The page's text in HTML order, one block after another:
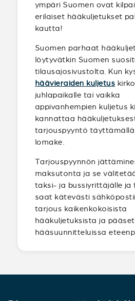
ympäri Suomen ovat
erilaiset hääkuljetukset
kautta!
Suomen parhaat
löytyvätkin Suomen
tilausajosivustolta. Kun
häävieraiden kuljetus
juhlapaikalle tai vaikka
appivanhempien kuljetus
kannattaa
tarjouspyyntö
lomake.
Tarjouspyynnön
maksutonta ja se
taksi- ja bussiyrittäjälle ja
saat kätevästi
tarjous kaikenkokoisista
hääkuljetuksista ja
hääsuunnitteluissa